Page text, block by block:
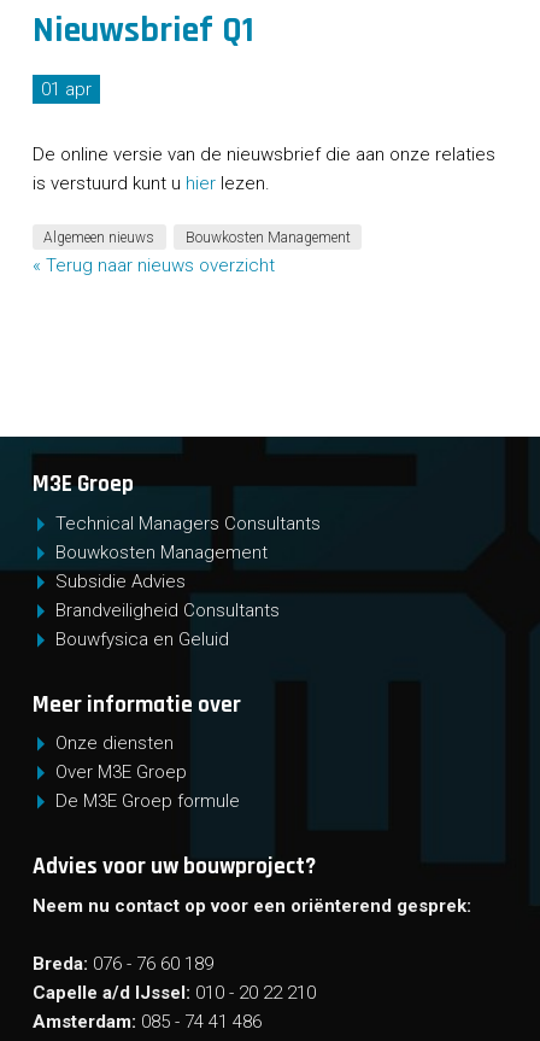
Nieuwsbrief Q1
01 apr
De online versie van de nieuwsbrief die aan onze relaties
is verstuurd kunt u hierlezen.
Algemeen nieuws Bouwkosten Management
« Terug naar nieuws overzicht
M3E Groep
Technical Managers Consultants
Bouwkosten Management
Subsidie Advies
Brandveiligheid Consultants
Bouwfysica en Geluid
Meer informatie over
Onze diensten
Over M3E Groep
De M3E Groep formule
Advies voor uw bouwproject?
Neem nu contact op voor een oriënterend gesprek:
Breda: 076 - 76 60 189
Capelle a/d IJssel: 010 - 20 22 210
Amsterdam: 085 - 74 41 486